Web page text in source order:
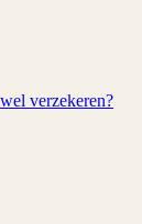
verzekeren?